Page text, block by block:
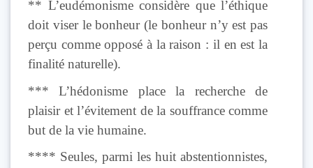
** L’eudémonisme considère que l’éthique
doit viser le bonheur (le bonheur n’y est pas
perçu comme opposé à la raison : il en est la
finalité naturelle).
*** L’hédonisme place la recherche de
plaisir et l’évitement de la souffrance comme
but de la vie humaine.
**** Seules, parmi les huit abstentionnistes,